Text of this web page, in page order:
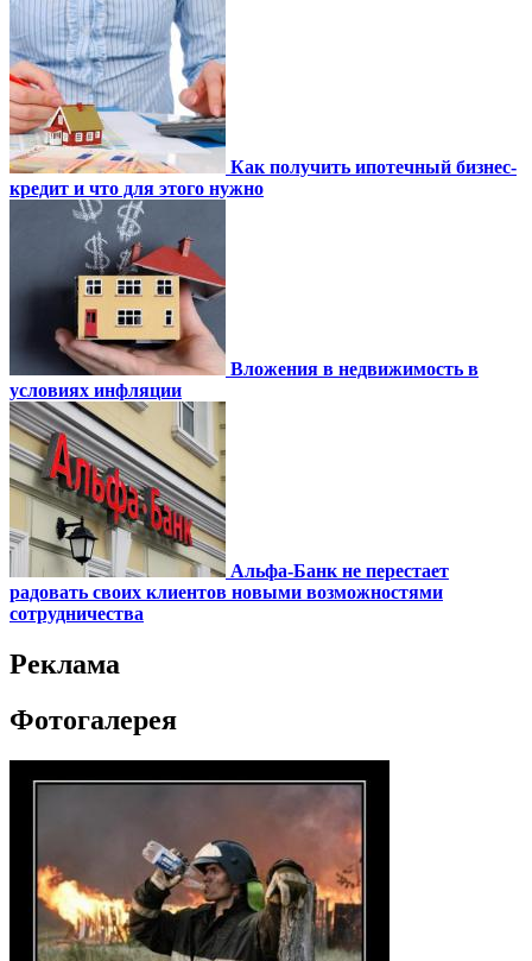
Как получить ипотечный бизнес-
кредит и что для этого нужно
Вложения в недвижимость в
условиях инфляции
Альфа-Банк не перестает
радовать своих клиентов новыми возможностями
сотрудничества
Реклама
Фотогалерея